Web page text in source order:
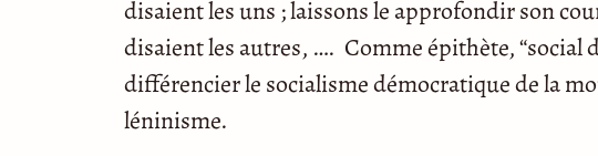
disaient les uns ; laissons le approfondir son
disaient les autres, …. Comme épithète, “social
différencier le socialisme démocratique de la
léninisme.